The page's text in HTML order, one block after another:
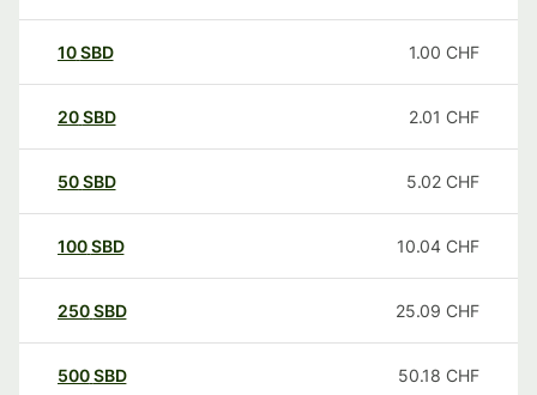
10SBD 1.00 CHF
20SBD 2.01 CHF
50SBD 5.02 CHF
100SBD 10.04 CHF
250SBD 25.09 CHF
500SBD 50.18 CHF